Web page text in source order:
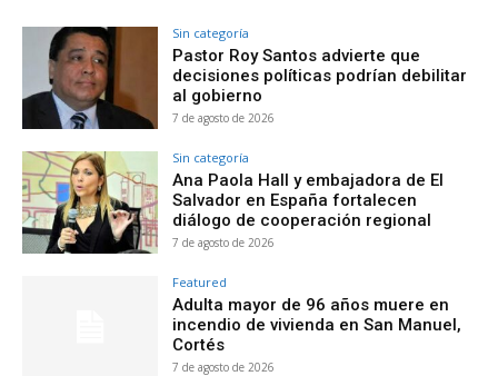
Sin categoría
Pastor Roy Santos advierte que
decisiones políticas podrían debilitar
al gobierno
7 de agosto de 2026
Sin categoría
Ana Paola Hall y embajadora de El
Salvador en España fortalecen
diálogo de cooperación regional
7 de agosto de 2026
Featured
Adulta mayor de 96 años muere en
incendio de vivienda en San Manuel,
Cortés
7 de agosto de 2026